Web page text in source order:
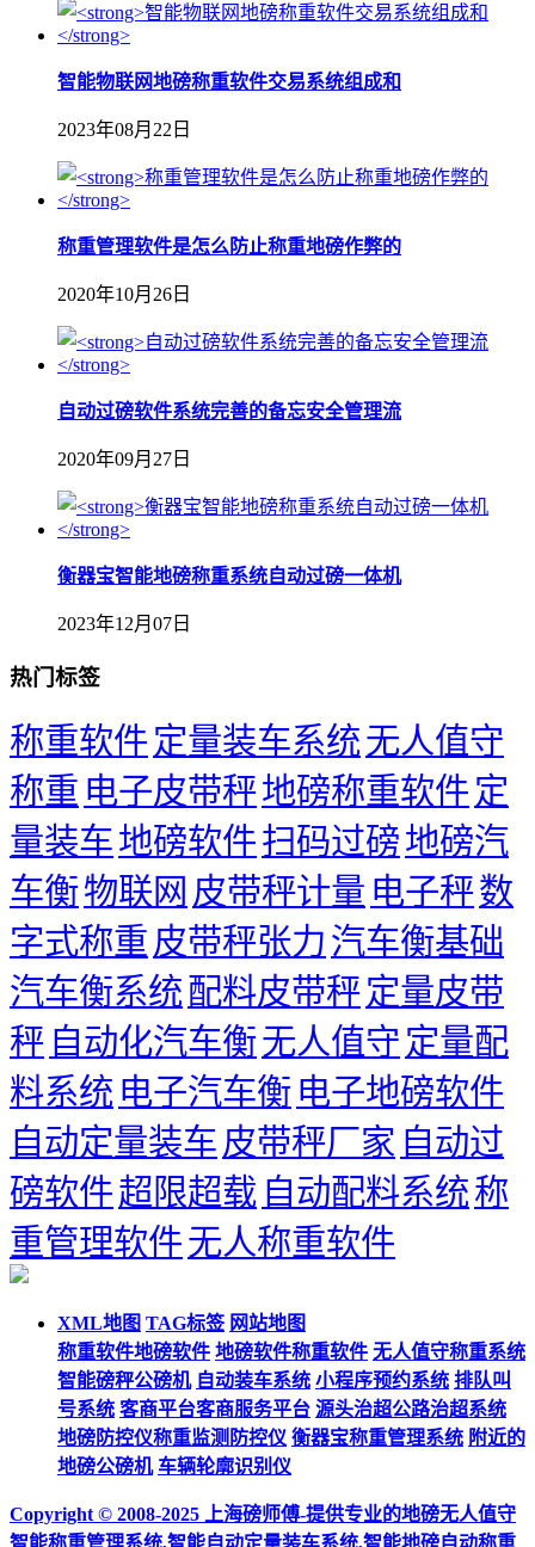
智能物联网地磅称重软件交易系统组成和
2023年08月22日
称重管理软件是怎么防止称重地磅作弊的
2020年10月26日
自动过磅软件系统完善的备忘安全管理流
2020年09月27日
衡器宝智能地磅称重系统自动过磅一体机
2023年12月07日
热门标签
称重软件 定量装车系统无人值守
称重 电子皮带秤地磅称重软件 定
量装车地磅软件扫码过磅地磅汽
车衡物联网 皮带秤计量 电子秤数
字式称重 皮带秤张力 汽车衡基础
汽车衡系统 配料皮带秤定量皮带
秤 自动化汽车衡无人值守 定量配
料系统 电子汽车衡 电子地磅软件
自动定量装车 皮带秤厂家 自动过
磅软件超限超载 自动配料系统称
重管理软件无人称重软件
XML地图 TAG标签 网站地图
称重软件地磅软件 地磅软件称重软件 无人值守称重系统
智能磅秤公磅机 自动装车系统 小程序预约系统 排队叫
号系统 客商平台客商服务平台 源头治超公路治超系统
地磅防控仪称重监测防控仪 衡器宝称重管理系统 附近的
地磅公磅机 车辆轮廓识别仪
Copyright © 2008-2025 上海磅师傅-提供专业的地磅无人值守